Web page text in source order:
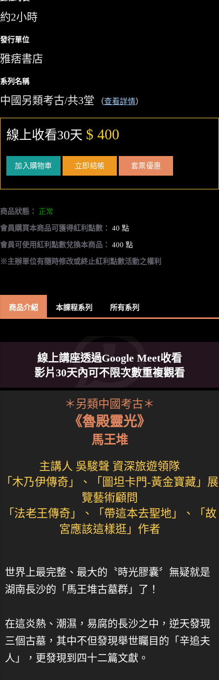
約2小時
發行單位
雅痞書店
系列名稱
中國另類考古/共3堂 （查看詳情）
線上收看30天 $ 400
加入購物車 立即結帳 套票優惠
商品狀態： 正常
會員購買本商品可獲得紅利點數： 40 點
會員可使用紅利點數兌換本商品： 400 點
※主辦單位有隨時修改或終止紅利點數活動之權利
商品介紹 本課程系列 所有系列
線上講座透過Google Meet收看
影片30天內可不限次數重複觀看
＊另類中國考古＊
《魯殿靈光》
馬王堆
主講人 吳駿聲 資深旅遊領隊
「木乃伊傳奇」、「圖坦卡門-黃金寶藏」展
覽藝術顧問
「法老王傳奇」、「帶這本去聖地」、「故
宮應該這樣逛」作者
世界上最完整、最大的〝時光膠囊〞無疑就是
湖南長沙的「馬王堆古墓群」了！
在這炎熱、潮濕，易腐的長沙之中，逆天發現
三個古墓，其中不但發現舉世矚目的「辛追夫
人」，更發現到四十二篇文獻。